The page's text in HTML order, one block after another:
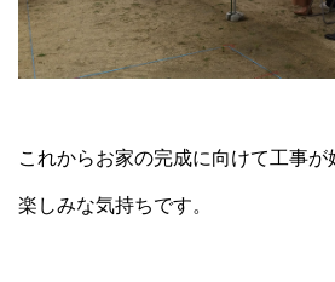
これからお家の完成に向けて工事が
楽しみな気持ちです。